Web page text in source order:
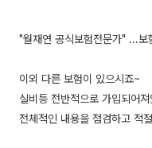
"월재연 공식보험전문가" ...보
이외 다른 보험이 있으시죠~
실비등 전반적으로 가입되어
전체적인 내용을 점검하고 적